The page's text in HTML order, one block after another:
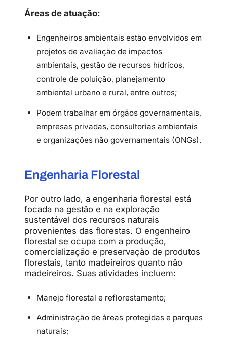
Áreas de atuação:
Engenheiros ambientais estão envolvidos em
projetos de avaliação de impactos
ambientais, gestão de recursos hídricos,
controle de poluição, planejamento
ambiental urbano e rural, entre outros;
Podem trabalhar em órgãos governamentais,
empresas privadas, consultorias ambientais
e organizações não governamentais (ONGs).
Engenharia Florestal
Por outro lado, a engenharia florestal está
focada na gestão e na exploração
sustentável dos recursos naturais
provenientes das florestas. O engenheiro
florestal se ocupa com a produção,
comercialização e preservação de produtos
florestais, tanto madeireiros quanto não
madeireiros. Suas atividades incluem:
Manejo florestal e reflorestamento;
Administração de áreas protegidas e parques
naturais;